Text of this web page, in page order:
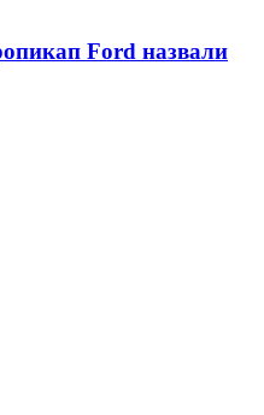
Ford назвали